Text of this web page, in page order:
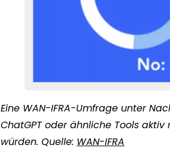
Eine WAN-IFRA-Umfrage unter
ChatGPT oder ähnliche Tools
würden. Quelle: WAN-IFRA